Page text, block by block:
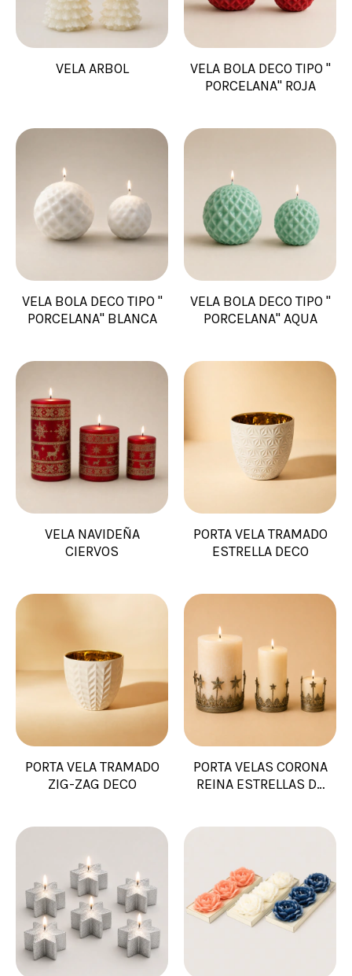
VELA ARBOL
VELA BOLA DECO TIPO "
PORCELANA" ROJA
VELA BOLA DECO TIPO "
PORCELANA" BLANCA
VELA BOLA DECO TIPO "
PORCELANA" AQUA
VELA NAVIDEÑA
CIERVOS
PORTA VELA TRAMADO
ESTRELLA DECO
PORTA VELA TRAMADO
ZIG-ZAG DECO
PORTA VELAS CORONA
REINA ESTRELLAS DE